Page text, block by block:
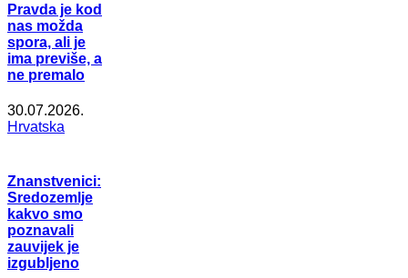
Pravda je kod
nas možda
spora, ali je
ima previše, a
ne premalo
30.07.2026.
Hrvatska
Znanstvenici:
Sredozemlje
kakvo smo
poznavali
zauvijek je
izgubljeno